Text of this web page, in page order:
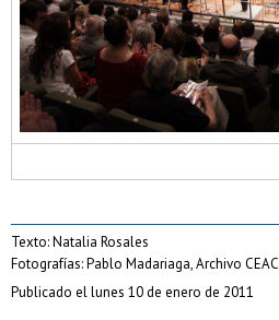
Texto: Natalia Rosales
Fotografías: Pablo Madariaga, Archivo CEAC
Publicado el lunes 10 de enero de 2011